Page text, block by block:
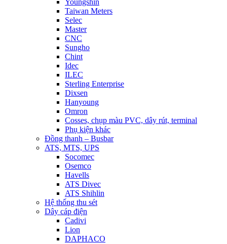
Youngshin
Taiwan Meters
Selec
Master
CNC
Sungho
Chint
Idec
ILEC
Sterling Enterprise
Dixsen
Hanyoung
Omron
Cosses, chụp màu PVC, dây rút, terminal
Phụ kiện khác
Đồng thanh – Busbar
ATS, MTS, UPS
Socomec
Osemco
Havells
ATS Divec
ATS Shihlin
Hệ thống thu sét
Dây cáp điện
Cadivi
Lion
DAPHACO